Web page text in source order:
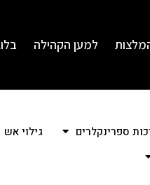
למען הקהילה
ספרינקלרים גילוי אש